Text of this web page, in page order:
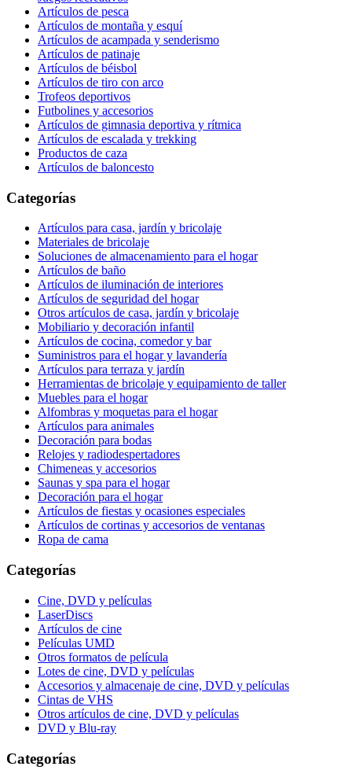
Artículos de pesca
Artículos de montaña y esquí
Artículos de acampada y senderismo
Artículos de patinaje
Artículos de béisbol
Artículos de tiro con arco
Trofeos deportivos
Futbolines y accesorios
Artículos de gimnasia deportiva y rítmica
Artículos de escalada y trekking
Productos de caza
Artículos de baloncesto
Categorías
Artículos para casa, jardín y bricolaje
Materiales de bricolaje
Soluciones de almacenamiento para el hogar
Artículos de baño
Artículos de iluminación de interiores
Artículos de seguridad del hogar
Otros artículos de casa, jardín y bricolaje
Mobiliario y decoración infantil
Artículos de cocina, comedor y bar
Suministros para el hogar y lavandería
Artículos para terraza y jardín
Herramientas de bricolaje y equipamiento de taller
Muebles para el hogar
Alfombras y moquetas para el hogar
Artículos para animales
Decoración para bodas
Relojes y radiodespertadores
Chimeneas y accesorios
Saunas y spa para el hogar
Decoración para el hogar
Artículos de fiestas y ocasiones especiales
Artículos de cortinas y accesorios de ventanas
Ropa de cama
Categorías
Cine, DVD y películas
LaserDiscs
Artículos de cine
Películas UMD
Otros formatos de película
Lotes de cine, DVD y películas
Accesorios y almacenaje de cine, DVD y películas
Cintas de VHS
Otros artículos de cine, DVD y películas
DVD y Blu-ray
Categorías